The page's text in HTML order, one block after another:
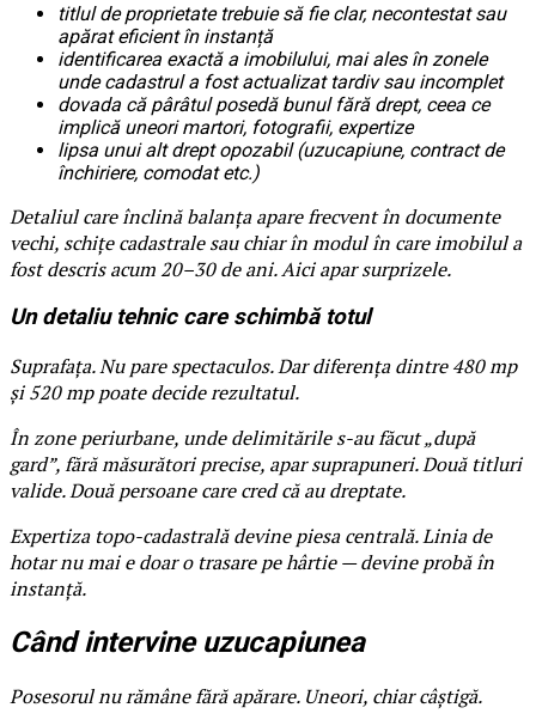
titlul de proprietate trebuie să fie clar, necontestat sau
apărat eficient în instanță
identificarea exactă a imobilului, mai ales în zonele
unde cadastrul a fost actualizat tardiv sau incomplet
dovada că pârâtul posedă bunul fără drept, ceea ce
implică uneori martori, fotografii, expertize
lipsa unui alt drept opozabil (uzucapiune, contract de
închiriere, comodat etc.)
Detaliul care înclină balanța apare frecvent în documente
vechi, schițe cadastrale sau chiar în modul în care imobilul a
fost descris acum 20–30 de ani. Aici apar surprizele.
Un detaliu tehnic care schimbă totul
Suprafața. Nu pare spectaculos. Dar diferența dintre 480 mp
și 520 mp poate decide rezultatul.
În zone periurbane, unde delimitările s-au făcut „după
gard”, fără măsurători precise, apar suprapuneri. Două titluri
valide. Două persoane care cred că au dreptate.
Expertiza topo-cadastrală devine piesa centrală. Linia de
hotar nu mai e doar o trasare pe hârtie — devine probă în
instanță.
Când intervine uzucapiunea
Posesorul nu rămâne fără apărare. Uneori, chiar câștigă.